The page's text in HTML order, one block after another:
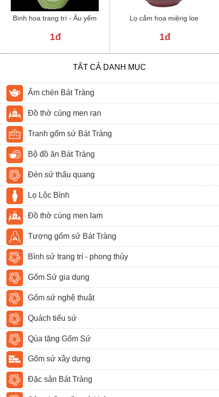
Bình hoa trang trí - Âu yếm
1đ
Lọ cắm hoa miệng loe
1đ
TẤT CẢ DANH MỤC
Ấm chén Bát Tràng
Đồ thờ cúng men rạn
Tranh gốm sứ Bát Tràng
Bộ đồ ăn Bát Tràng
Đèn sứ thấu quang
Lọ Lộc Bình
Đồ thờ cúng men lam
Tượng gốm sứ Bát Tràng
Bình sứ trang trí - phong thủy
Gốm Sứ gia dụng
Gốm sứ nghệ thuật
Quách tiểu sứ
Qùa tặng Gốm Sứ
Gốm sứ xây dựng
Đặc sản Bát Tràng